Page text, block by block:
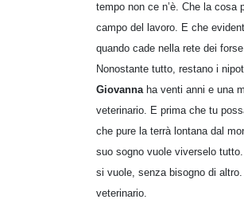
tempo non ce n’è. Che la
campo del lavoro. E che
quando cade nella rete dei
Nonostante tutto, restano i
Giovannaha venti anni e una
veterinario. E prima che tu
che pure la terrà lontana dal
suo sogno vuole viverselo
si vuole, senza bisogno di
veterinario.